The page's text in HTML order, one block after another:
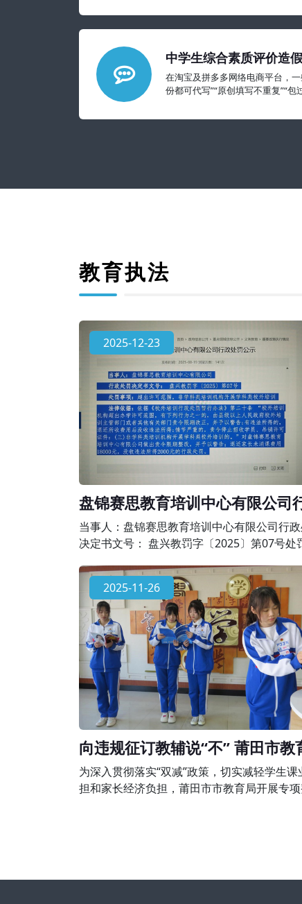
中学生综合素质评价造
与契约精神
在淘宝及拼多多网络电商平台，
份都可代写”“原创填写不重复”“
教育执法
2025-12-23
盘锦赛思教育培训中心有限公司
处罚公示
当事人：盘锦赛思教育培训中心有限公司行
决定书文号： 盘兴教罚字〔2025〕第07号处
校外培训法律依据：依据《校外培训行政处罚
办法》第二十条 “校外培训机构超出办学许可范
围，有下列行为之一的，由县级以上人民政府
培训主管部门或者其他有关部门责令限期改
予以警告;有违法所得的，退还所收费用后没
所得;情节严重的，责令停止招收学员、吊销
2025-11-26
向违规征订教辅说“不” 莆田市教
组织开展专项整治行动
为深入贯彻落实“双减”政策，切实减轻学生课
担和家长经济负担，莆田市市教育局开展专项